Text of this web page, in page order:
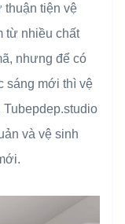
thuận tiện vệ
từ nhiều chất
nhưng để có
sáng mới thì vệ
và vệ sinh